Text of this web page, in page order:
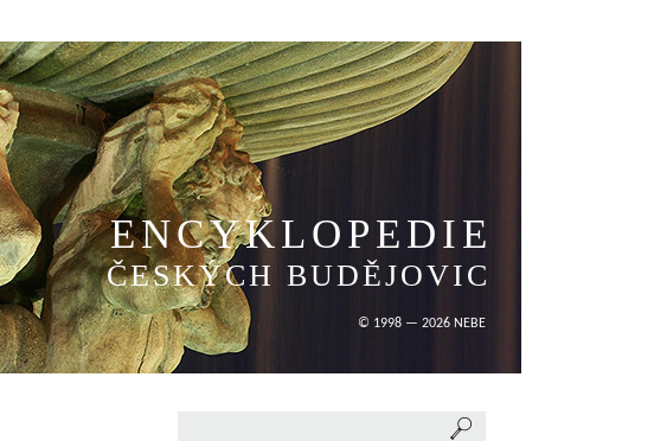
ENCYKLOPEDIE
ČESKÝCH BUDĚJOVIC
© 1998 — 2026 NEBE